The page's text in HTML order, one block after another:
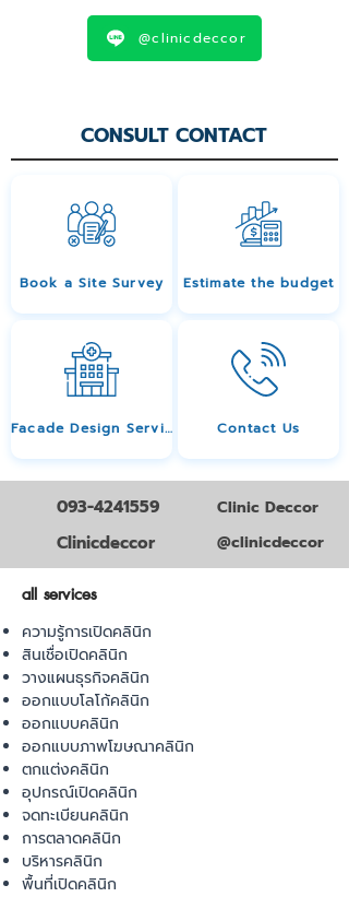
@clinicdeccor
CONSULT CONTACT
Book a Site Survey Estimate the budget
Facade Design Service Contact Us
093-4241559
Clinicdeccor
Clinic Deccor
@clinicdeccor
all services
ความรู้การเปิดคลินิก
สินเชื่อเปิดคลินิก
วางแผนธุรกิจคลินิก
ออกแบบโลโก้คลินิก
ออกแบบคลินิก
ออกแบบภาพโฆษณาคลินิก
ตกแต่งคลินิก
อุปกรณ์เปิดคลินิก
จดทะเบียนคลินิก
การตลาดคลินิก
บริหารคลินิก
พื้นที่เปิดคลินิก